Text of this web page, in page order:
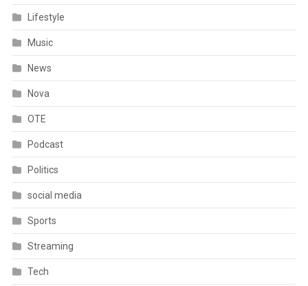
Lifestyle
Music
News
Nova
OTE
Podcast
Politics
social media
Sports
Streaming
Tech